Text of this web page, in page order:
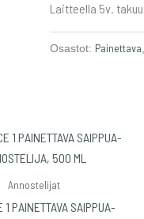
Laitteella 5v.
Osastot: Painettava,
Annostelijat
1 PAINETTAVA SAIPPUA-